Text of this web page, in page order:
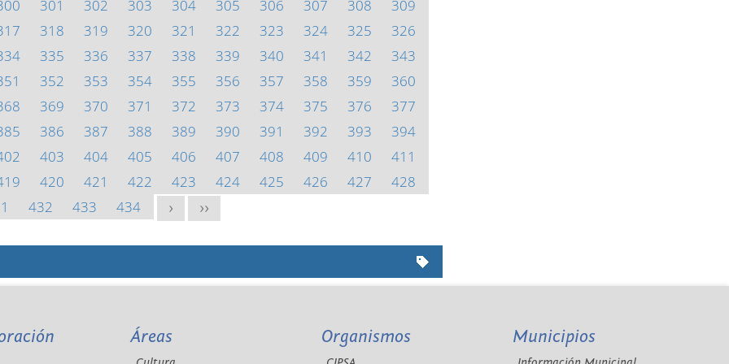
301 302 303 304 305 306 307 308
309
318 319 320 321 322 323 324 325
326
335 336 337 338 339 340 341 342
343
352 353 354 355 356 357 358 359
360
369 370 371 372 373 374 375 376
377
386 387 388 389 390 391 392 393
394
403 404 405 406 407 408 409 410
411
420 421 422 423 424 425 426 427
428
432 433 434 > >>
Áreas Organismos Municipios